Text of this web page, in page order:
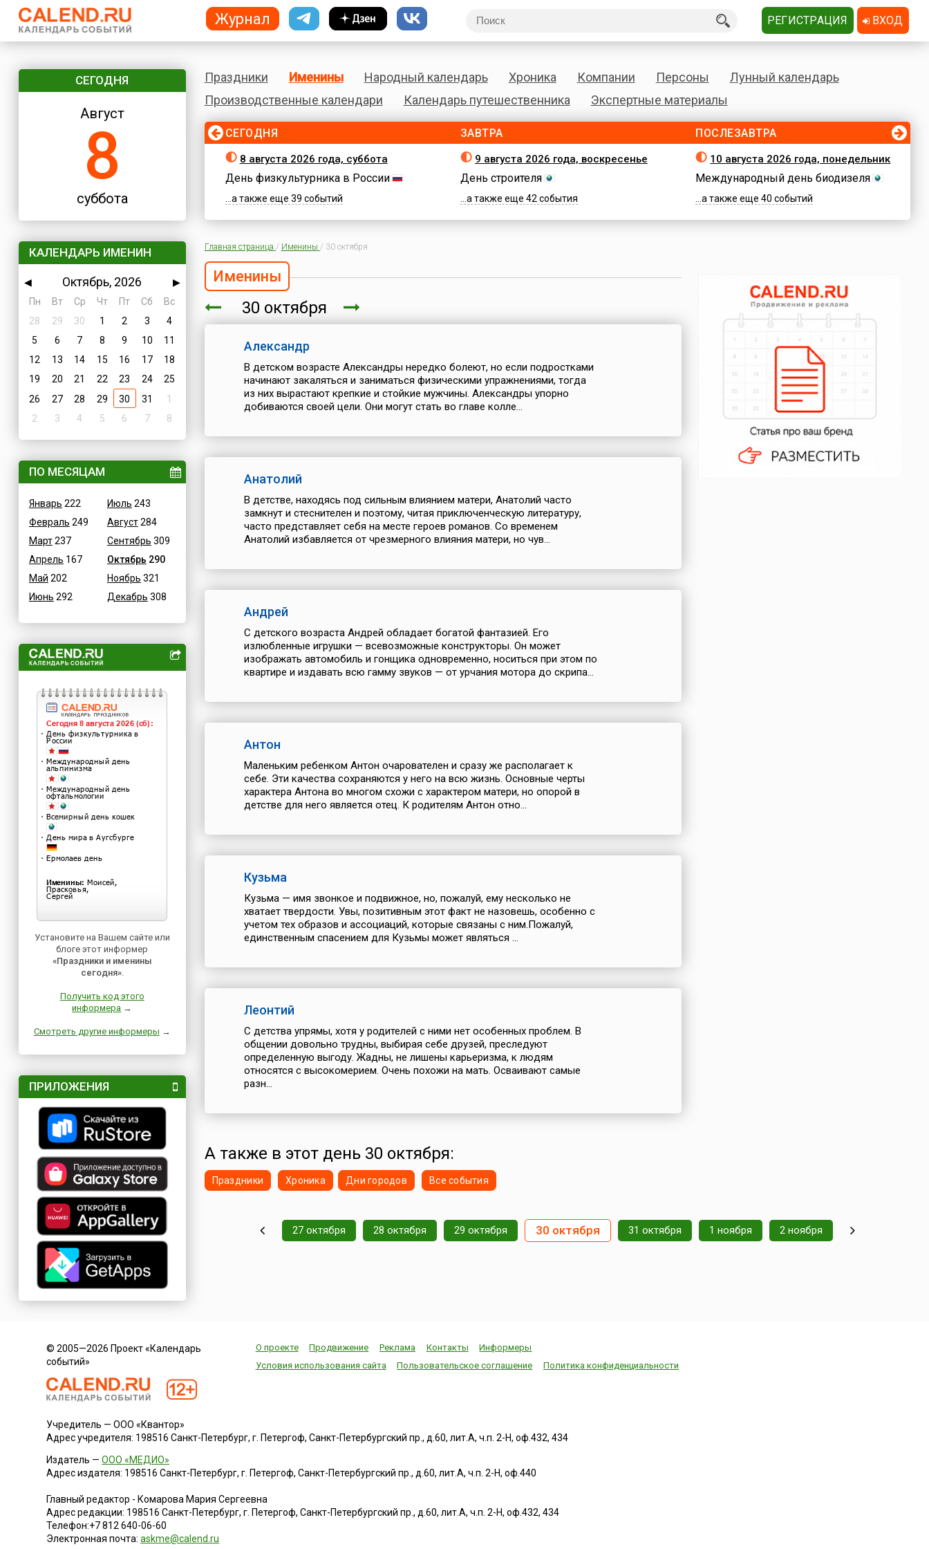
СЕГОДНЯ
Август
8
суббота
КАЛЕНДАРЬ ИМЕНИН
◀ Октябрь, 2026
▶
Пн
Вт Ср Чт Пт Сб
Вс
28
29 30 1 2 3
4
5
6 7 8 9 10
11
12
13 14 15 16 17
18
19
20 21 22 23 24
25
26
27 28 29 30 31
1
2
3 4 5 6 7 8
ПО МЕСЯЦАМ
Январь 222
Февраль 249
Март237
Апрель 167
Май 202
Июнь 292
Июль 243
Август284
Сентябрь 309
Октябрь 290
Ноябрь 321
Декабрь 308
Установите на Вашем сайте или
блоге этот информер
«Праздники и именины
сегодня».
Получить код этого
информера →
Смотреть другие информеры →
ПРИЛОЖЕНИЯ
Праздники Именины Народный календарь Хроника Компании Персоны
Лунный календарь
Производственные календари
Календарь путешественника Экспертные материалы
СЕГОДНЯ
8 августа 2026 года, суббота
День физкультурника в России
...а также еще 39 событий
ЗАВТРА
9 августа 2026 года, воскресенье
День строителя
...а также еще 42 события
ПОСЛЕЗАВТРА
10 августа 2026 года, понедельник
Международный день биодизеля
...а также еще 40 событий
Главная страница / Именины / 30 октября
Именины
30 октября
Александр
В детском возрасте Александры нередко болеют, но если подростками
начинают закаляться и заниматься физическими упражнениями, тогда
из них вырастают крепкие и стойкие мужчины. Александры упорно
добиваются своей цели. Они могут стать во главе колле...
Анатолий
В детстве, находясь под сильным влиянием матери, Анатолий часто
замкнут и стеснителен и поэтому, читая приключенческую литературу,
часто представляет себя на месте героев романов. Со временем
Анатолий избавляется от чрезмерного влияния матери, но чув...
Андрей
С детского возраста Андрей обладает богатой фантазией. Его
излюбленные игрушки — всевозможные конструкторы. Он может
изображать автомобиль и гонщика одновременно, носиться при этом по
квартире и издавать всю гамму звуков — от урчания мотора до скрипа...
Антон
Маленьким ребенком Антон очарователен и сразу же располагает к
себе. Эти качества сохраняются у него на всю жизнь. Основные черты
характера Антона во многом схожи с характером матери, но опорой в
детстве для него является отец. К родителям Антон отно...
Кузьма
Кузьма — имя звонкое и подвижное, но, пожалуй, ему несколько не
хватает твердости. Увы, позитивным этот факт не назовешь, особенно с
учетом тех образов и ассоциаций, которые связаны с ним.Пожалуй,
единственным спасением для Кузьмы может являться ...
Леонтий
С детства упрямы, хотя у родителей с ними нет особенных проблем. В
общении довольно трудны, выбирая себе друзей, преследуют
определенную выгоду. Жадны, не лишены карьеризма, к людям
относятся с высокомерием. Очень похожи на мать. Осваивают самые
разн...
А также в этот день 30 октября:
Праздники Хроника Дни городов Все события
27 октября 28 октября 29 октября 30 октября 31 октября 1 ноября 2 ноября
© 2005—2026 Проект «Календарь
событий»
О проекте Продвижение Реклама Контакты
Информеры
Условия использования сайта
Пользовательское соглашение Политика конфиденциальности
Учредитель — ООО «Квантор»
Адрес учредителя: 198516 Санкт-Петербург, г. Петергоф, Санкт-Петербургский пр., д.60, лит.А, ч.п. 2-Н, оф.432, 434
Издатель —ООО «МЕДИО»
Адрес издателя: 198516 Санкт-Петербург, г. Петергоф, Санкт-Петербургский пр., д.60, лит.А, ч.п. 2-Н, оф.440
Главный редактор - Комарова Мария Сергеевна
Адрес редакции: 198516 Санкт-Петербург, г. Петергоф,Санкт-Петербургский пр., д.60, лит.А, ч.п. 2-Н, оф.432, 434
Телефон:+7 812 640-06-60
Электронная почта:askme@calend.ru
Журнал РЕГИСТРАЦИЯ ВХОД